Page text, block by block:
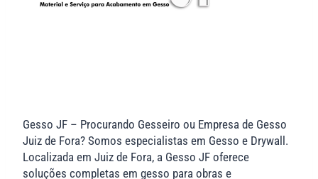
Gesso JF – Procurando Gesseiro ou Empresa de Gesso
Juiz de Fora? Somos especialistas em Gesso e Drywall.
Localizada em Juiz de Fora, a Gesso JF oferece
soluções completas em gesso para obras e